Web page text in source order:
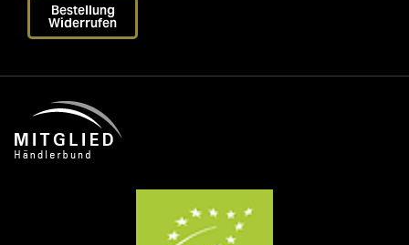
Bestellung
Widerrufen